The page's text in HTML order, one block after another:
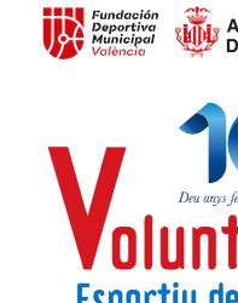
content